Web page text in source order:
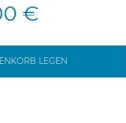
€
LEGEN